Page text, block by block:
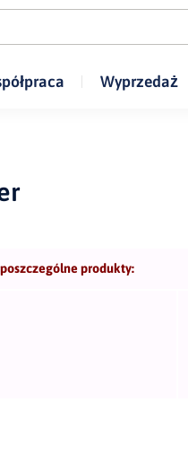
Wyprzedaż
produkty: